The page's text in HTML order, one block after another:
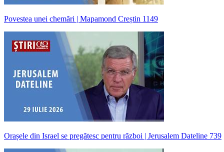
Povestea unei chemări | Mapamond Creștin 1149
Orașele din Israel se pregătesc pentru război | Jerusalem Dateline 739